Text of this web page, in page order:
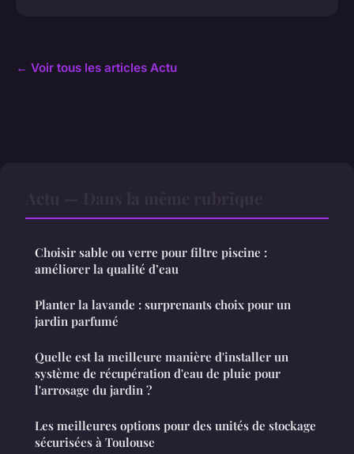
← Voir tous les articles Actu
Choisir sable ou verre pour filtre piscine :
améliorer la qualité d’eau
Planter la lavande : surprenants choix pour un
jardin parfumé
Quelle est la meilleure manière d'installer un
système de récupération d'eau de pluie pour
l'arrosage du jardin ?
Les meilleures options pour des unités de stockage
sécurisées à Toulouse